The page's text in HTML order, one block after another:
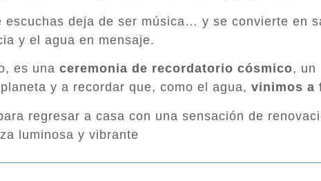
escuchas deja de ser música… y se convierte en
y el agua en mensaje.
es unaceremonia de recordatorio cósmico, un
y a recordar que, como el agua,vinimos a
regresar a casa con una sensación de
luminosa y vibrante